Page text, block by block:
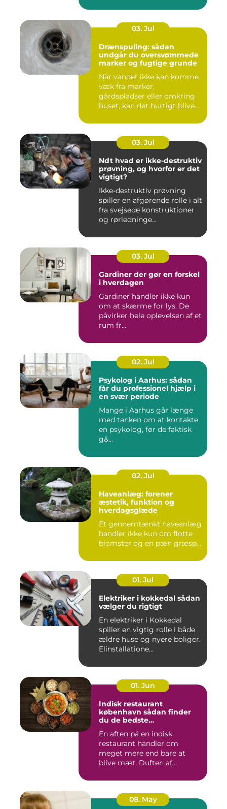
03. Jul
Drænspuling: sådan
undgår du oversvømmede
marker og fugtige grunde
Når vandet ikke kan komme
væk fra marker,
gårdspladser eller omkring
huset, kan det hurtigt blive
03. Jul
Ndt hvad er ikke-destruktiv
prøvning, og hvorfor er det
vigtigt?
Ikke-destruktiv prøvning
spiller en afgørende rolle i alt
fra svejsede konstruktioner
og rørledninge...
03. Jul
Gardiner der gør en forskel
i hverdagen
Gardiner handler ikke kun
om at skærme for lys. De
påvirker hele oplevelsen af et
rum fr...
02. Jul
Psykolog i Aarhus: sådan
får du professionel hjælp i
en svær periode
Mange i Aarhus går længe
med tanken om at kontakte
en psykolog, før de faktisk
g&...
02. Jul
Haveanlæg: forener
æstetik, funktion og
hverdagsglæde
Et gennemtænkt haveanlæg
handler ikke kun om flotte
blomster og en pæn græsp...
01. Jul
Elektriker i kokkedal sådan
vælger du rigtigt
En elektriker i Kokkedal
spiller en vigtig rolle i både
ældre huse og nyere boliger.
Elinstallatione...
01. Jun
Indisk restaurant
københavn sådan finder
du de bedste
En aften på en indisk
restaurant handler om
meget mere end bare at
blive mæt. Duften af
08. May